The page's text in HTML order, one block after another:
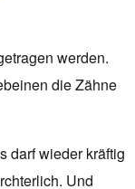
werden.
die Zähne
darf wieder kräftig
Und